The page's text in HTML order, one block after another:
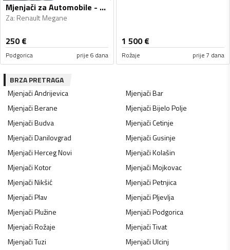
Mjenjači za Automobile - Renault - Megane - 2011, 2013
Za: Renault Megane
250€
Podgorica prije 6 dana
1 500€
Rožaje prije 7 dana
BRZA PRETRAGA
MjenjačiAndrijevica MjenjačiBar
MjenjačiBerane MjenjačiBijelo Polje
MjenjačiBudva MjenjačiCetinje
MjenjačiDanilovgrad MjenjačiGusinje
MjenjačiHerceg Novi MjenjačiKolašin
MjenjačiKotor MjenjačiMojkovac
MjenjačiNikšić MjenjačiPetnjica
MjenjačiPlav MjenjačiPljevlja
MjenjačiPlužine MjenjačiPodgorica
MjenjačiRožaje MjenjačiTivat
MjenjačiTuzi MjenjačiUlcinj